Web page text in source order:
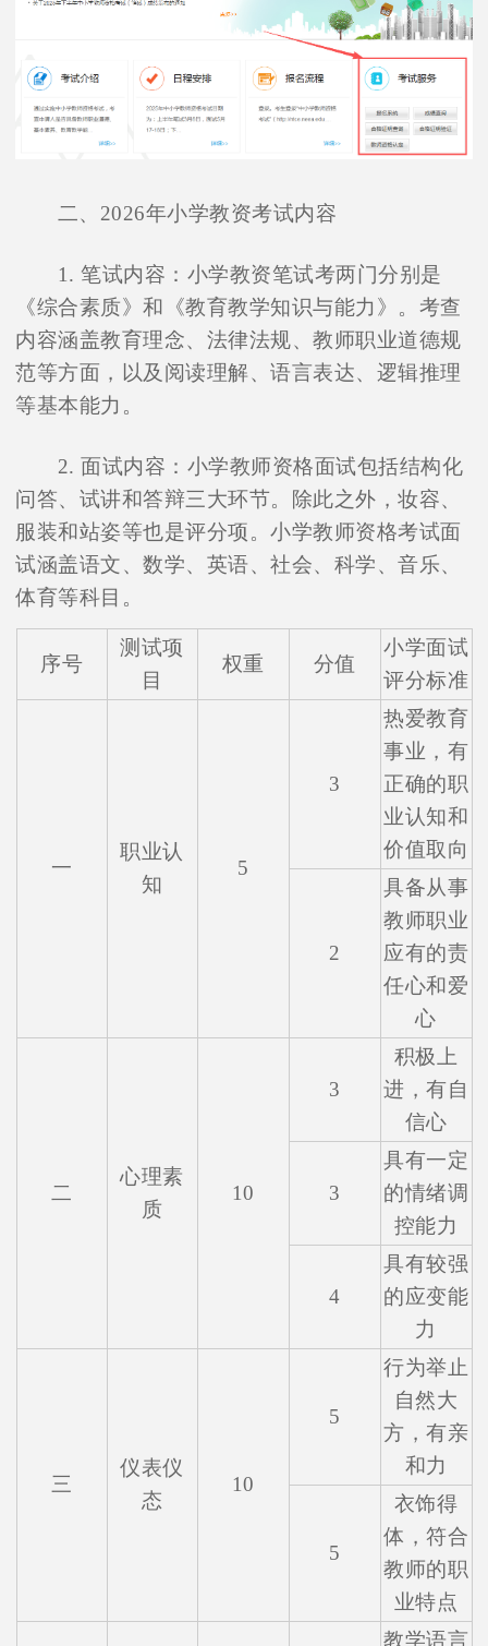
二、2026年小学教资考试内容
1. 笔试内容：小学教资笔试考两门分别是
《综合素质》和《教育教学知识与能力》。考查
内容涵盖教育理念、法律法规、教师职业道德规
范等方面，以及阅读理解、语言表达、逻辑推理
等基本能力。
2. 面试内容：小学教师资格面试包括结构化
问答、试讲和答辩三大环节。除此之外，妆容、
服装和站姿等也是评分项。小学教师资格考试面
试涵盖语文、数学、英语、社会、科学、音乐、
体育等科目。
序号
测试项
目
权重 分值
小学面试
评分标准
一
职业认
知
5
3
热爱教育
事业，有
正确的职
业认知和
价值取向
2
具备从事
教师职业
应有的责
任心和爱
心
二
心理素
质
10
3
积极上
进，有自
信心
3
具有一定
的情绪调
控能力
4
具有较强
的应变能
力
三
仪表仪
态
10
5
行为举止
自然大
方，有亲
和力
5
衣饰得
体，符合
教师的职
业特点
教学语言